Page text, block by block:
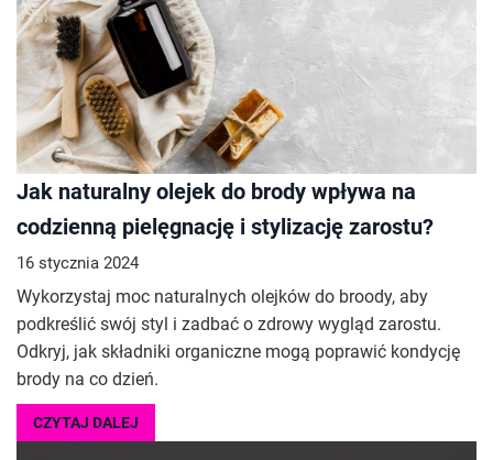
Jak naturalny olejek do brody wpływa na
codzienną pielęgnację i stylizację zarostu?
16 stycznia 2024
Wykorzystaj moc naturalnych olejków do broody, aby
podkreślić swój styl i zadbać o zdrowy wygląd zarostu.
Odkryj, jak składniki organiczne mogą poprawić kondycję
brody na co dzień.
CZYTAJ DALEJ